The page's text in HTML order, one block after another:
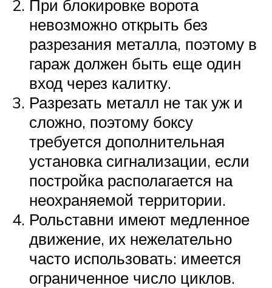
При блокировке ворота
невозможно открыть без
разрезания металла, поэтому в
гараж должен быть еще один
вход через калитку.
Разрезать металл не так уж и
сложно, поэтому боксу
требуется дополнительная
установка сигнализации, если
постройка располагается на
неохраняемой территории.
Рольставни имеют медленное
движение, их нежелательно
часто использовать: имеется
ограниченное число циклов.